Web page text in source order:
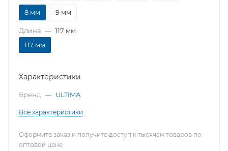
8 мм 9 мм
Длина — 117 мм
117 мм
Характеристики
Бренд — ULTIMA
Все характеристики
Оформите заказ и получите доступ к тысячам товаров по
оптовой цене